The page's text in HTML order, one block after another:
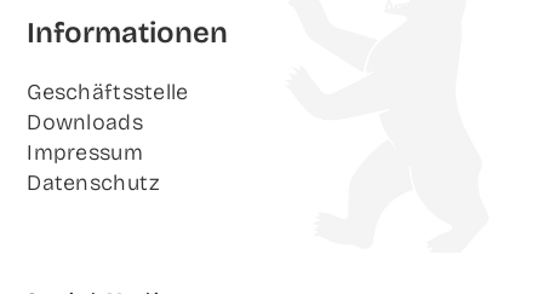
Infor­ma­tio­nen
Geschäfts­stel­le
Down­loads
Impres­sum
Daten­schutz